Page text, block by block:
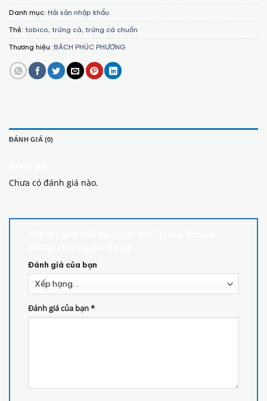
Danh mục: Hải sản nhập khẩu
Thẻ: tobico, trứng cá, trứng cá chuồn
Thương hiệu: BÁCH PHÚC PHƯƠNG
ĐÁNH GIÁ (0)
Chưa có đánh giá nào.
Đánh giá của bạn
Đánh giá của bạn*